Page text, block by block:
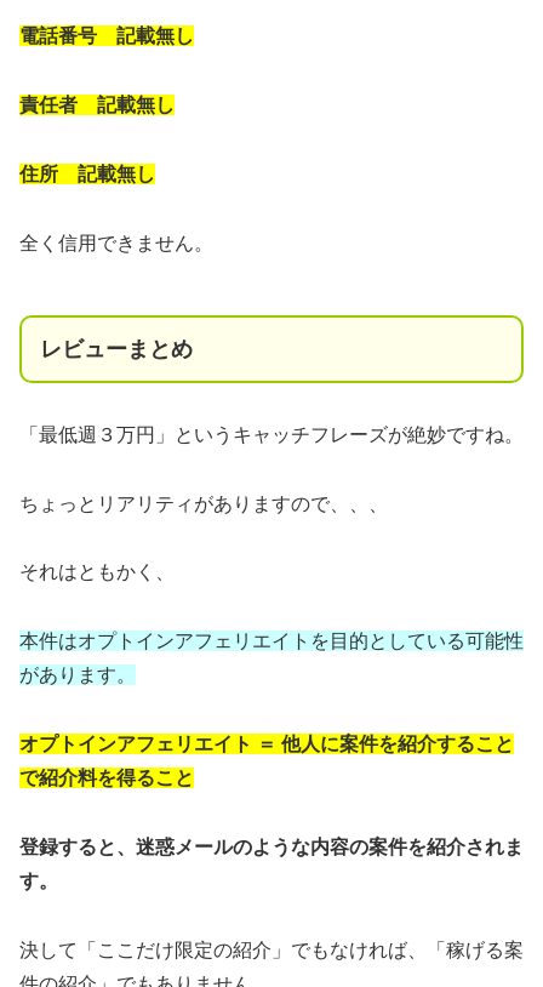
電話番号 記載無し
責任者 記載無し
住所 記載無し
全く信用できません。
レビューまとめ
「最低週３万円」というキャッチフレーズが絶妙ですね。
ちょっとリアリティがありますので、、、
それはともかく、
本件はオプトインアフェリエイトを目的としている可能性
があります。
オプトインアフェリエイト ＝ 他人に案件を紹介すること
で紹介料を得ること
登録すると、迷惑メールのような内容の案件を紹介されま
す。
決して「ここだけ限定の紹介」でもなければ、「稼げる案